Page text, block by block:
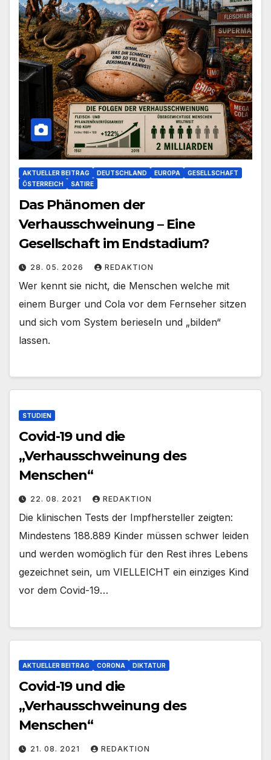
AKTUELLER BEITRAG DEUTSCHLAND EUROPA
GESELLSCHAFT
ÖSTERREICH
SATIRE
Das Phänomen der
Verhausschweinung – Eine
Gesellschaft im Endstadium?
28. 05. 2026 REDAKTION
Wer kennt sie nicht, die Menschen welche mit
einem Burger und Cola vor dem Fernseher sitzen
und sich vom System berieseln und „bilden“
lassen.
STUDIEN
Covid-19 und die
„Verhausschweinung des
Menschen“
22. 08. 2021 REDAKTION
Die klinischen Tests der Impfhersteller zeigten:
Mindestens 188.889 Kinder müssen schwer leiden
und werden womöglich für den Rest ihres Lebens
gezeichnet sein, um VIELLEICHT ein einziges Kind
vor dem Covid-19…
AKTUELLER BEITRAG CORONA DIKTATUR
Covid-19 und die
„Verhausschweinung des
Menschen“
21. 08. 2021 REDAKTION